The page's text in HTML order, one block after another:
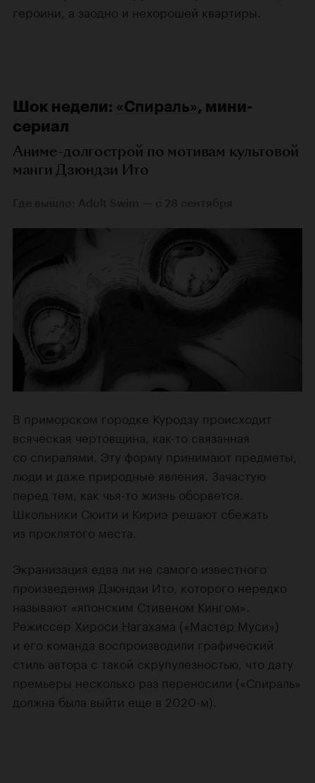
героини, а заодно и нехорошей квартиры.
Шок недели: «Спираль», мини-
сериал
Аниме-долгострой по мотивам культовой
манги Дзюндзи Ито
В приморском городке Куродзу происходит
всяческая чертовщина, как-то связанная
со спиралями. Эту форму принимают предметы,
люди и даже природные явления. Зачастую
перед тем, как чья-то жизнь оборвется.
Школьники Сюити и Кириэ решают сбежать
из проклятого места.
Экранизация едва ли не самого известного
произведения Дзюндзи Ито, которого нередко
называют «японским Стивеном Кингом».
Режиссер Хироси Нагахама («Мастер Муси»)
и его команда воспроизводили графический
стиль автора с такой скрупулезностью, что дату
премьеры несколько раз переносили («Спираль»
должна была выйти еще в 2020-м).